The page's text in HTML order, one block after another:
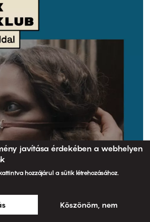
javítása érdekében a webhelyen
hozzájárul a sütik létrehozásához.
Köszönöm, nem